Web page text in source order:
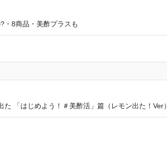
・8商品・美酢プラスも
「はじめよう！＃美酢活」篇（レモン出た！Ver）